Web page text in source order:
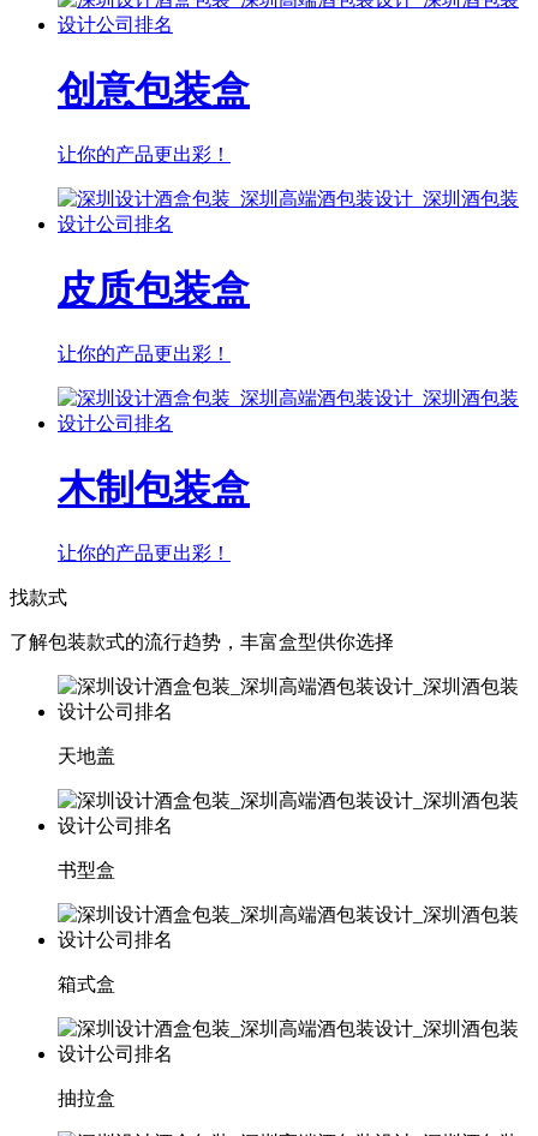
创意包装盒
让你的产品更出彩！
皮质包装盒
让你的产品更出彩！
木制包装盒
让你的产品更出彩！
找款式
了解包装款式的流行趋势，丰富盒型供你选择
天地盖
书型盒
箱式盒
抽拉盒